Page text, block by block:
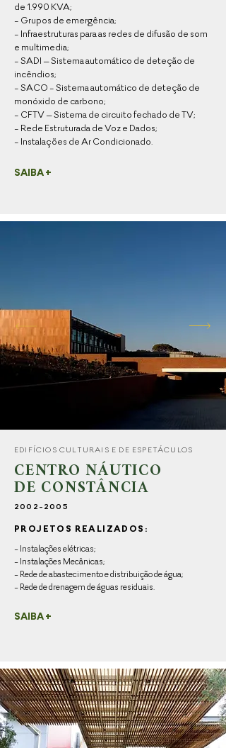
de 1.990 KVA;
- Grupos de emergência;
- Infraestruturas para as redes de difusão de som
e multimedia;
- SADI – Sistema automático de deteção de
incêndios;
- SACO - Sistema automático de deteção de
monóxido de carbono;
- CFTV – Sistema de circuito fechado de TV;
- Rede Estruturada de Voz e Dados;
- Instalações de Ar Condicionado.
SAIBA +
EDIFÍCIOS CULTURAIS E DE ESPETÁCULOS
CENTRO NÁUTICO
DE CONSTÂNCIA
2002-2005
PROJETOS REALIZADOS:
- Instalações elétricas;
- Instalações Mecânicas;
- Rede de abastecimento e distribuição de água;
- Rede de drenagem de águas residuais.
SAIBA +